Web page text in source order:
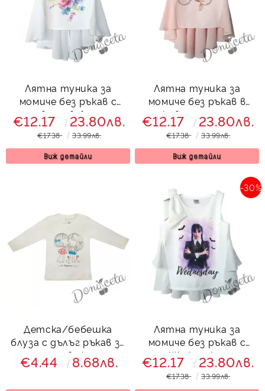
Лятна туника за
момиче без ръкав с
цветя в бяло
€12.17 23.80лв.
€17.38 33.99лв.
Виж детайли
Лятна туника за
момиче без ръкав в
прасковено с момиче с
колело
€12.17 23.80лв.
€17.38 33.99лв.
Виж детайли
Детска/бебешка
блуза с дълъг ръкав за
момиче в екрю с
момиченца
€4.44 8.68лв.
Лятна туника за
момиче без ръкав с
Wednesday
-30%
€12.17 23.80лв.
€17.38 33.99лв.